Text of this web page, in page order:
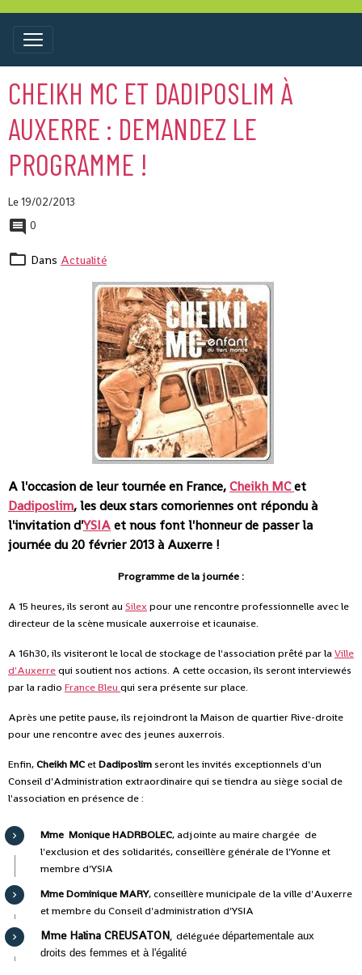
CHEIKH MC ET DADIPOSLIM À
AUXERRE : DEMANDEZ LE
PROGRAMME !
Le 19/02/2013
0
Dans Actualité
A l'occasion de leur tournée en France,Cheikh MCet
Dadiposlim, les deux stars comoriennes ont répondu à
l'invitation d'YSIAet nous font l'honneur de passer la
journée du 20 février 2013 à Auxerre !
Programme de la journée :
A 15 heures, ils seront au Silex pour une rencontre professionnelle avec le
directeur de la scène musicale auxerroise et icaunaise.
A 16h30, ils visiteront le local de stockage de l'association prêté par la Ville
d'Auxerrequi soutient nos actions. A cette occasion, ils seront interviewés
par la radio France Bleu qui sera présente sur place.
Après une petite pause, ils rejoindront la Maison de quartier Rive-droite
pour une rencontre avec des jeunes auxerrois.
Enfin,Cheikh MCetDadiposlimseront les invités exceptionnels d'un
Conseil d'Administration extraordinaire qui se tiendra au siège social de
l'association en présence de :
Mme Monique HADRBOLEC, adjointe au maire chargée de
l'exclusion et des solidarités, conseillère générale de l'Yonne et
membre d'YSIA
Mme Dominique MARY, conseillère municipale de la ville d'Auxerre
et membre du Conseil d'administration d'YSIA
Mme Halina CREUSATON, déléguée départementale aux
droits des femmes et à l'égalité